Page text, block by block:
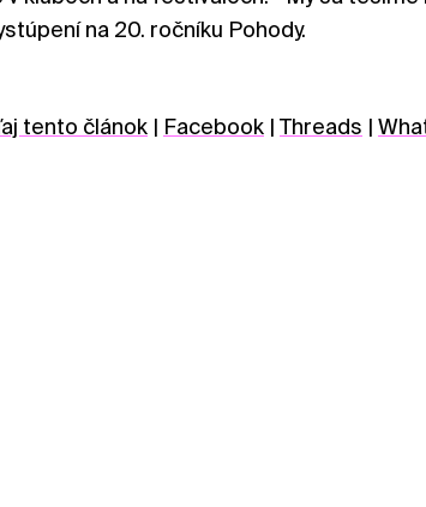
na 20. ročníku Pohody.
tento článok | Facebook | Threads |